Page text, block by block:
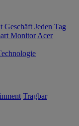
Geschäft Jeden Tag
Monitor Acer
Tragbar